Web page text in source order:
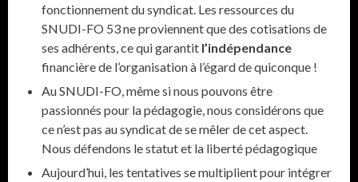
fonctionnement du syndicat. Les ressources du
SNUDI-FO 53 ne proviennent que des cotisations de
ses adhérents, ce qui garantit l’indépendance
financière de l’organisation à l’égard de quiconque !
Au SNUDI-FO, même si nous pouvons être
passionnés pour la pédagogie, nous considérons que
ce n’est pas au syndicat de se mêler de cet aspect.
Nous défendons le statut et la liberté pédagogique
Aujourd’hui, les tentatives se multiplient pour intégrer